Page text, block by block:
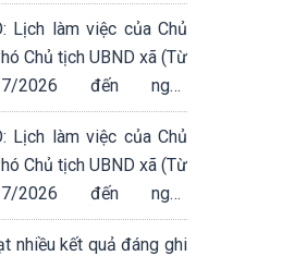
Lịch làm việc của Chủ
Chủ tịch UBND xã (Từ
2026 đến ngày
Lịch làm việc của Chủ
Chủ tịch UBND xã (Từ
2026 đến ngày
nhiều kết quả đáng ghi